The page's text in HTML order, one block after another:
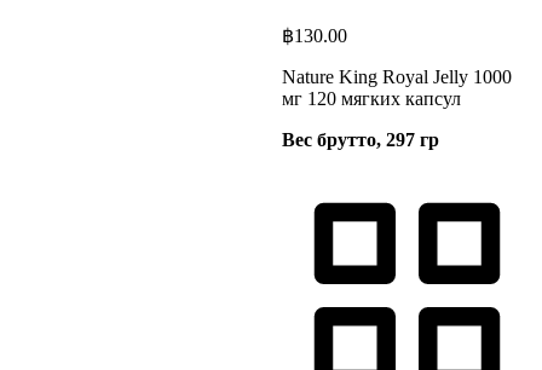
฿130.00
Nature King Royal Jelly 1000
мг 120 мягких капсул
Вес брутто, 297 гр